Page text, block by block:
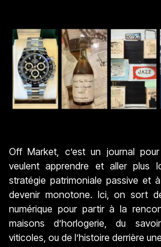
Off Market, c’est un journal
veulent apprendre et aller plus
stratégie patrimoniale passive et
devenir monotone. Ici, on sort
numérique pour partir à la
maisons d’horlogerie, du
viticoles, ou de l’histoire derrière